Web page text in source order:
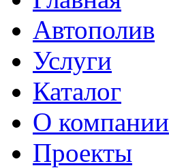
Автополив
Услуги
Каталог
О компании
Проекты